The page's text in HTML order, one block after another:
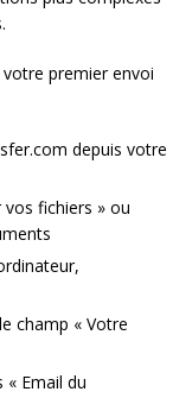
premier envoi
depuis votre
fichiers » ou
champ « Votre
« Email du